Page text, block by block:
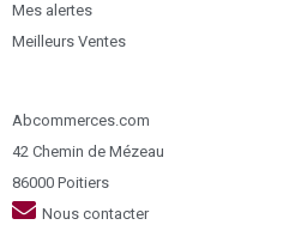
Mes alertes
Meilleurs Ventes
Abcommerces.com
42 Chemin de Mézeau
86000 Poitiers
Nous contacter